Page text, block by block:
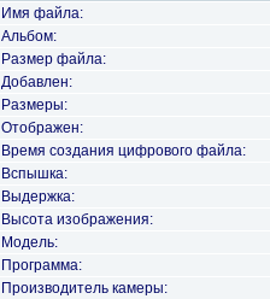
Имя файла:
Альбом:
Размер файла:
Добавлен:
Размеры:
Отображен:
Время создания цифрового файла:
Вспышка:
Выдержка:
Высота изображения:
Модель:
Программа:
Производитель камеры: